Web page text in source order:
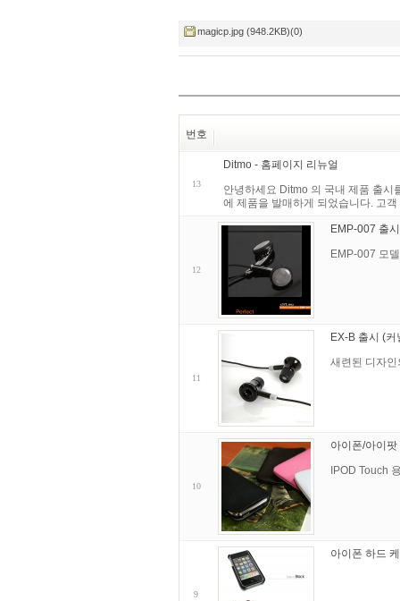
magicp.jpg (948.2KB)(0)
번호
13
Ditmo - 홈페이지 리뉴얼
안녕하세요 Ditmo 의 국내 제품 출시
에 제품을 발매하게 되었습니다. 고
12
EMP-007 출
EMP-007 모
11
EX-B 출시 (
새련된 디자
10
아이폰/아이
IPOD Touch
9
아이폰 하드